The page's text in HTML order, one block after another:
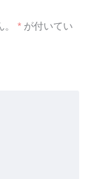
* が付いてい